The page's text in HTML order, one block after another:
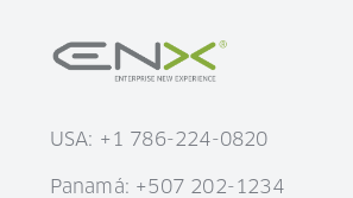
USA: +1 786-224-0820
Panamá: +507 202-1234